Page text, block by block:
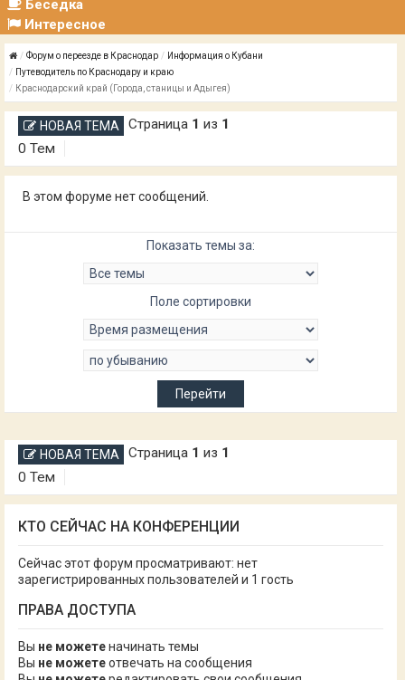
Беседка
Интересное
Форум о переезде в Краснодар
Информация о Кубани
Путеводитель по Краснодару и краю
Краснодарский край (Города, станицы и Адыгея)
НОВАЯ ТЕМА
0 Тем
Страница 1 из 1
В этом форуме нет сообщений.
Показать темы за:
Поле сортировки
НОВАЯ ТЕМА
0 Тем
Страница 1 из 1
КТО СЕЙЧАС НА КОНФЕРЕНЦИИ
Сейчас этот форум просматривают: нет
зарегистрированных пользователей и 1 гость
ПРАВА ДОСТУПА
Вы не можетеначинать темы
Вы не можетеотвечать на сообщения